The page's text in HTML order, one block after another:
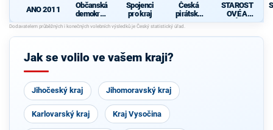
ANO 2011
Občanská
demokrati
cká strana
Spojenci
pro kraj
Česká
pirátská
strana
STAROST
OVÉ A
NEZÁVISL
Jak se volilo ve vašem kraji?
Jihočeský kraj Jihomoravský kraj
Karlovarský kraj Kraj Vysočina